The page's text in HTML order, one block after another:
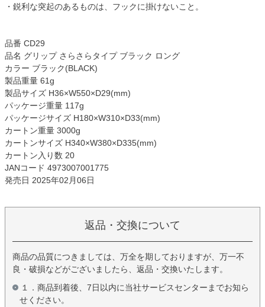
・鋭利な突起のあるものは、フックに掛けないこと。
品番 CD29
品名 グリップ さらさらタイプ ブラック ロング
カラー ブラック(BLACK)
製品重量 61g
製品サイズ H36×W550×D29(mm)
パッケージ重量 117g
パッケージサイズ H180×W310×D33(mm)
カートン重量 3000g
カートンサイズ H340×W380×D335(mm)
カートン入り数 20
JANコード 4973007001775
発売日 2025年02月06日
返品・交換について
商品の品質につきましては、万全を期しておりますが、万一不
良・破損などがございましたら、返品・交換いたします。
１．商品到着後、7日以内に当社サービスセンターまでお知ら
せください。